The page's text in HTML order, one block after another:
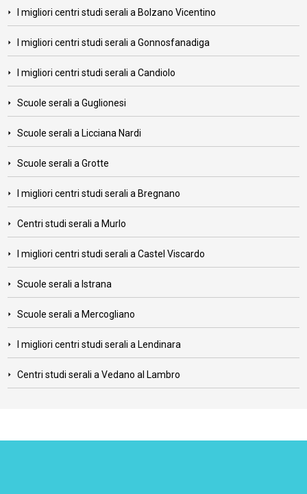
I migliori centri studi serali a Bolzano Vicentino
I migliori centri studi serali a Gonnosfanadiga
I migliori centri studi serali a Candiolo
Scuole serali a Guglionesi
Scuole serali a Licciana Nardi
Scuole serali a Grotte
I migliori centri studi serali a Bregnano
Centri studi serali a Murlo
I migliori centri studi serali a Castel Viscardo
Scuole serali a Istrana
Scuole serali a Mercogliano
I migliori centri studi serali a Lendinara
Centri studi serali a Vedano al Lambro